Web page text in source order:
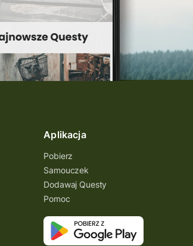
grywalizacja
wyprawy odkrywców
turystyka piesza
konkurs
wycieczka
quest pieszy
planetpr
wielkopolska
turystyka z zagadkami
konkurs questy
quest rowerowy
Aplikacja
Pobierz
Samouczek
Dodawaj Questy
Pomoc